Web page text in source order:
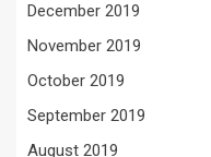
December 2019
November 2019
October 2019
September 2019
August 2019